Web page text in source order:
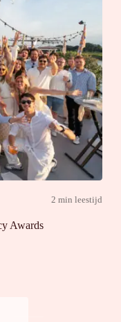
2 min leestijd
Awards